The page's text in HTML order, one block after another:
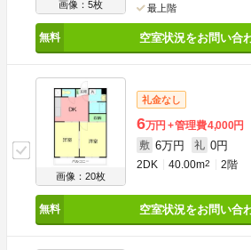
画像：5枚 最上階
空室状況をお問い合
画像：20枚
礼金なし
6万円 管理費4,000円
敷 6万円 礼 0円
2DK 40.00m2 2階
空室状況をお問い合